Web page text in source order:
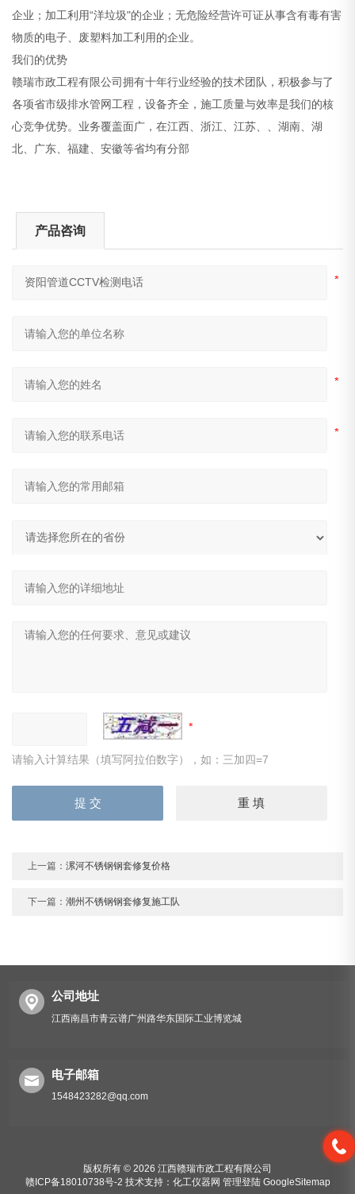
企业；加工利用“洋垃圾"的企业；无危险经营许可证从事含有毒有害
物质的电子、废塑料加工利用的企业。
我们的优势
赣瑞市政工程有限公司拥有十年行业经验的技术团队，积极参与了
各项省市级排水管网工程，设备齐全，施工质量与效率是我们的核
心竞争优势。业务覆盖面广，在江西、浙江、江苏、、湖南、湖
北、广东、福建、安徽等省均有分部
产品咨询
请输入计算结果（填写阿拉伯数字），如：三加四=7
上一篇：漯河不锈钢钢套修复价格
下一篇：潮州不锈钢钢套修复施工队
公司地址
江西南昌市青云谱广州路华东国际工业博览城
电子邮箱
1548423282@qq.com
版权所有 © 2026 江西赣瑞市政工程有限公司
赣ICP备18010738号-2 技术支持： 化工仪器网 管理登陆 GoogleSitemap